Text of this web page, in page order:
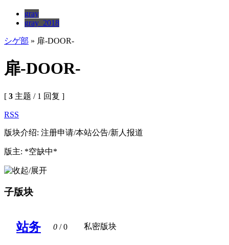
gray
gray_2018
シゲ部 » 扉-DOOR-
扉-DOOR-
[ 3 主题 / 1 回复 ]
RSS
版块介绍: 注册申请/本站公告/新人报道
版主: *空缺中*
子版块
站务 0 / 0 私密版块